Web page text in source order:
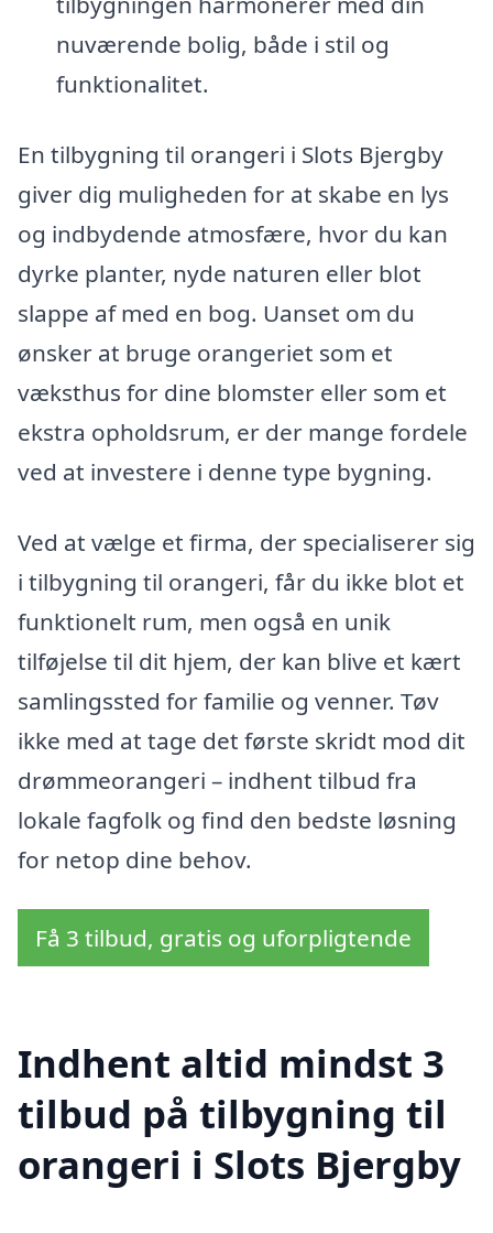
nuværende bolig, både i stil og
funktionalitet.
En tilbygning til orangeri i Slots Bjergby
giver dig muligheden for at skabe en lys
og indbydende atmosfære, hvor du kan
dyrke planter, nyde naturen eller blot
slappe af med en bog. Uanset om du
ønsker at bruge orangeriet som et
væksthus for dine blomster eller som et
ekstra opholdsrum, er der mange fordele
ved at investere i denne type bygning.
Ved at vælge et firma, der specialiserer sig
i tilbygning til orangeri, får du ikke blot et
funktionelt rum, men også en unik
tilføjelse til dit hjem, der kan blive et kært
samlingssted for familie og venner. Tøv
ikke med at tage det første skridt mod dit
drømmeorangeri – indhent tilbud fra
lokale fagfolk og find den bedste løsning
for netop dine behov.
Få 3 tilbud, gratis og uforpligtende
Indhent altid mindst 3
tilbud på tilbygning til
orangeri i Slots Bjergby